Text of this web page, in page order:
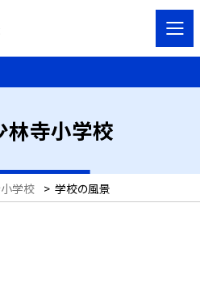
林寺小学校
学校 > 学校の風景